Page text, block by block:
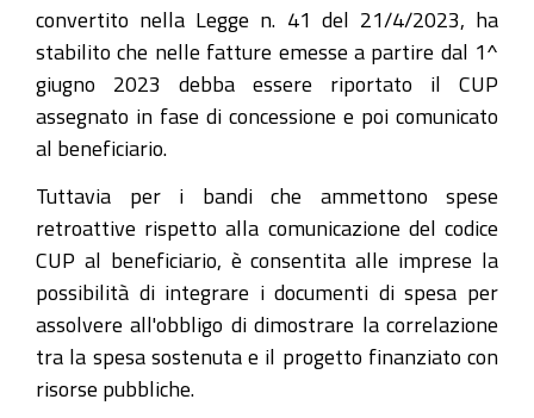
convertito nella Legge n. 41 del 21/4/2023, ha
stabilito che nelle fatture emesse a partire dal 1^
giugno 2023 debba essere riportato il CUP
assegnato in fase di concessione e poi comunicato
al beneficiario.
Tuttavia per i bandi che ammettono spese
retroattive rispetto alla comunicazione del codice
CUP al beneficiario, è consentita alle imprese la
possibilità di integrare i documenti di spesa per
assolvere all'obbligo di dimostrare la correlazione
tra la spesa sostenuta e il progetto finanziato con
risorse pubbliche.